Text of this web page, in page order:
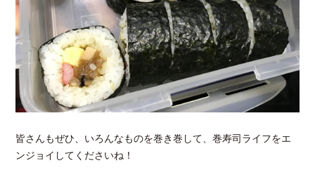
皆さんもぜひ、いろんなものを巻き巻して、巻寿司ライフをエ
ンジョイしてくださいね！